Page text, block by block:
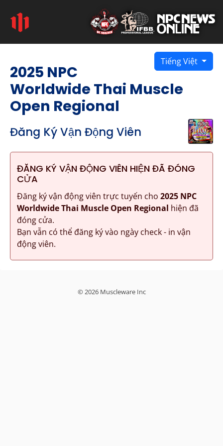
Tiếng Việt
2025 NPC
Worldwide Thai Muscle
Open Regional
Đăng Ký Vận Động Viên
ĐĂNG KÝ VẬN ĐỘNG VIÊN HIỆN ĐÃ ĐÓNG
CỬA
Đăng ký vận động viên trực tuyến cho 2025 NPC
Worldwide Thai Muscle Open Regional hiện đã
đóng cửa.
Bạn vẫn có thể đăng ký vào ngày check - in vận
động viên.
© 2026 Muscleware Inc